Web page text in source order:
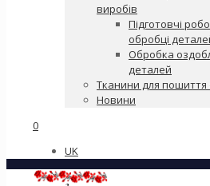
виробів
Підготовчі
обробці
Обробка
деталей
Тканини для пошиття
Новини
0
UK